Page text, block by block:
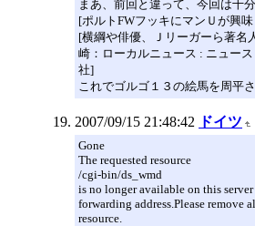
まあ、前回と違って、今回は十
[ポルトFWフッキにマンＵが興
[横綱や俳優、Ｊリーガーら著名
崎：ローカルニュース : ニュー
社]
これでゴルゴ１３の絵馬を周平
2007/09/15 21:48:42 ドイツ
Gone
The requested resource
/cgi-bin/ds_wmd
is no longer available on this server
forwarding address.Please remove
resource.